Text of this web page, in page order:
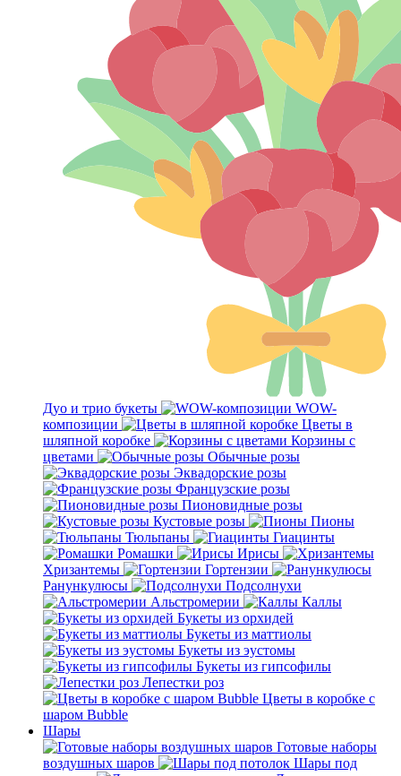
Дуо и трио букеты
WOW-
композиции
Цветы в
шляпной коробке
Корзины с
цветами
Обычные розы
Эквадорские розы
Французские розы
Пионовидные розы
Кустовые розы
Пионы
Тюльпаны
Гиацинты
Ромашки
Ирисы
Хризантемы
Гортензии
Ранункулюсы
Подсолнухи
Альстромерии
Каллы
Букеты из орхидей
Букеты из маттиолы
Букеты из эустомы
Букеты из гипсофилы
Лепестки роз
Цветы в коробке с
шаром Bubble
Шары
Готовые наборы
воздушных шаров
Шары под